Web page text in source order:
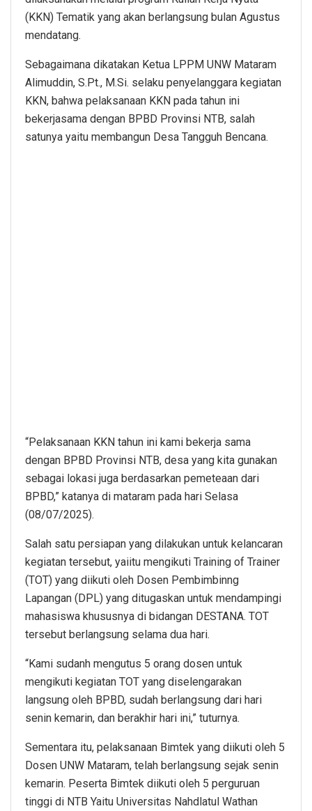
(KKN) Tematik yang akan berlangsung bulan Agustus
mendatang.
Sebagaimana dikatakan Ketua LPPM UNW Mataram
Alimuddin, S.Pt., M.Si. selaku penyelanggara kegiatan
KKN, bahwa pelaksanaan KKN pada tahun ini
bekerjasama dengan BPBD Provinsi NTB, salah
satunya yaitu membangun Desa Tangguh Bencana.
“Pelaksanaan KKN tahun ini kami bekerja sama
dengan BPBD Provinsi NTB, desa yang kita gunakan
sebagai lokasi juga berdasarkan pemeteaan dari
BPBD,” katanya di mataram pada hari Selasa
(08/07/2025).
Salah satu persiapan yang dilakukan untuk kelancaran
kegiatan tersebut, yaiitu mengikuti Training of Trainer
(TOT) yang diikuti oleh Dosen Pembimbinng
Lapangan (DPL) yang ditugaskan untuk mendampingi
mahasiswa khususnya di bidangan DESTANA. TOT
tersebut berlangsung selama dua hari.
“Kami sudanh mengutus 5 orang dosen untuk
mengikuti kegiatan TOT yang diselengarakan
langsung oleh BPBD, sudah berlangsung dari hari
senin kemarin, dan berakhir hari ini,” tuturnya.
Sementara itu, pelaksanaan Bimtek yang diikuti oleh 5
Dosen UNW Mataram, telah berlangsung sejak senin
kemarin. Peserta Bimtek diikuti oleh 5 perguruan
tinggi di NTB Yaitu Universitas Nahdlatul Wathan